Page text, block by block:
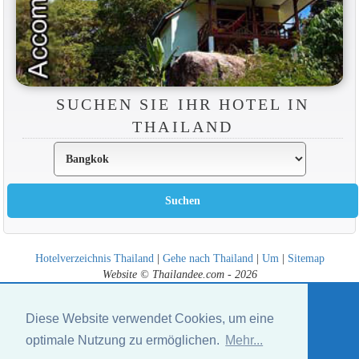
Diese Website verwendet Cookies, um eine
optimale Nutzung zu ermöglichen. Mehr...
SUCHEN SIE IHR HOTEL IN
THAILAND
Hotelverzeichnis Thailand| Gehe nach Thailand| Um| Sitemap
Website © Thailandee.com - 2026